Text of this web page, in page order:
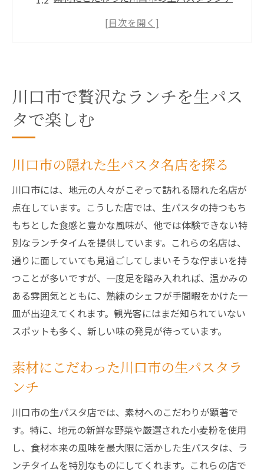
川口市でしか味わえない生パスタの魅力
生パスタの魅力を川口市のランチで堪能しよう
川口市ランチで味わう生パスタの新鮮さ
川口市の生パスタランチで味わう多彩なソ
ース
川口市のランチで発見する生パスタの奥深
さ
川口市ならではの生パスタの楽しみ方
生パスタの魅力を引き出す川口市の名店
おしゃれな空間で楽しむ川口市の生パスタラン
チ
川口市のスタイリッシュな生パスタ店
インテリアが魅力の川口市のランチスポッ
川口市で生パスタを楽しむ特別な空間
チ
川口市の生パスタ店で大人のランチタイム
特別な日に訪れたい川口市の生パスタ店
忙しい日常を忘れる川口市の生パスタランチ体
川口市で贅沢なランチを生パス
タで楽しむ
川口市の隠れた生パスタ名店を探る
川口市には、地元の人々がこぞって訪れる隠れた名店が
点在しています。こうした店では、生パスタの持つもち
もちとした食感と豊かな風味が、他では体験できない特
別なランチタイムを提供しています。これらの名店は、
通りに面していても見過ごしてしまいそうな佇まいを持
つことが多いですが、一度足を踏み入れれば、温かみの
ある雰囲気とともに、熟練のシェフが手間暇をかけた一
皿が出迎えてくれます。観光客にはまだ知られていない
スポットも多く、新しい味の発見が待っています。
素材にこだわった川口市の生パスタラ
ンチ
川口市の生パスタ店では、素材へのこだわりが顕著で
す。特に、地元の新鮮な野菜や厳選された小麦粉を使用
し、食材本来の風味を最大限に活かした生パスタは、ラ
ンチタイムを特別なものにしてくれます。これらの店で